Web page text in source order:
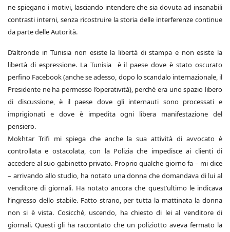
ne spiegano i motivi, lasciando intendere che sia dovuta ad insanabili
contrasti interni, senza ricostruire la storia delle interferenze continue
da parte delle Autorità.
D’altronde in Tunisia non esiste la libertà di stampa e non esiste la
libertà di espressione. La Tunisia è il paese dove è stato oscurato
perfino Facebook (anche se adesso, dopo lo scandalo internazionale, il
Presidente ne ha permesso l’operatività), perché era uno spazio libero
di discussione, è il paese dove gli internauti sono processati e
imprigionati e dove è impedita ogni libera manifestazione del
pensiero.
Mokhtar Trifi mi spiega che anche la sua attività di avvocato è
controllata e ostacolata, con la Polizia che impedisce ai clienti di
accedere al suo gabinetto privato. Proprio qualche giorno fa – mi dice
– arrivando allo studio, ha notato una donna che domandava di lui al
venditore di giornali. Ha notato ancora che quest’ultimo le indicava
l’ingresso dello stabile. Fatto strano, per tutta la mattinata la donna
non si è vista. Cosicché, uscendo, ha chiesto di lei al venditore di
giornali. Questi gli ha raccontato che un poliziotto aveva fermato la